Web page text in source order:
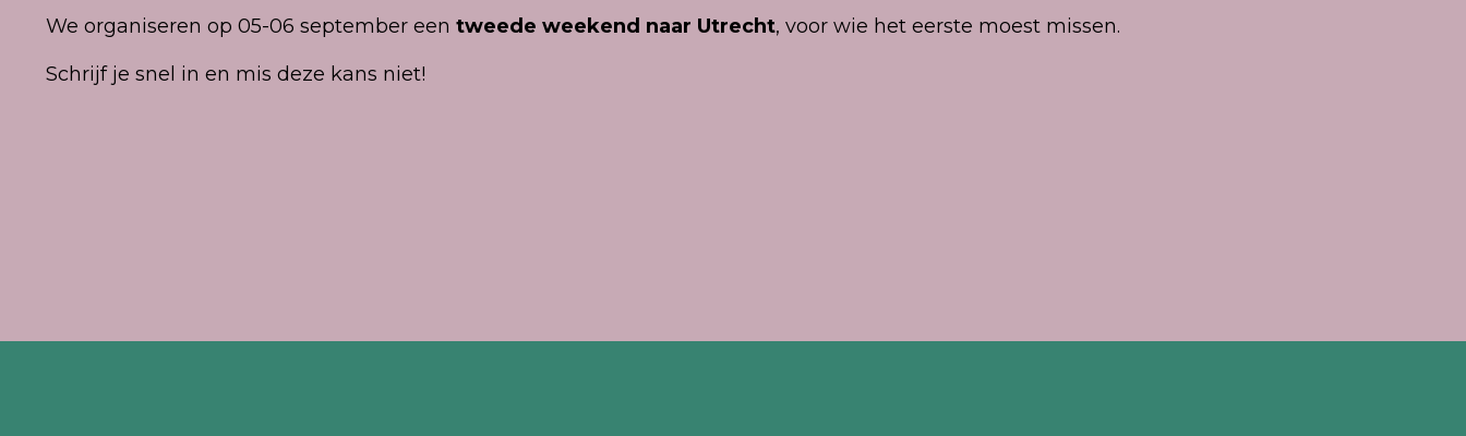
We organiseren op 05-06 september een tweede weekend naar Utrecht, voor wie het eerste moest missen.
Schrijf je snel in en mis deze kans niet!